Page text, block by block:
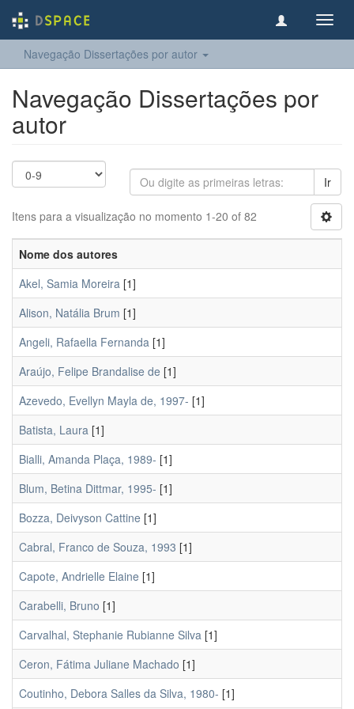
Navegação Dissertações por autor
Navegação Dissertações por
autor
Ir
Itens para a visualização no momento 1-20 of 82
Nome dos autores
Akel, Samia Moreira [1]
Alison, Natália Brum [1]
Angeli, Rafaella Fernanda [1]
Araújo, Felipe Brandalise de [1]
Azevedo, Evellyn Mayla de, 1997- [1]
Batista, Laura [1]
Bialli, Amanda Plaça, 1989- [1]
Blum, Betina Dittmar, 1995- [1]
Bozza, Deivyson Cattine [1]
Cabral, Franco de Souza, 1993 [1]
Capote, Andrielle Elaine [1]
Carabelli, Bruno [1]
Carvalhal, Stephanie Rubianne Silva [1]
Ceron, Fátima Juliane Machado [1]
Coutinho, Debora Salles da Silva, 1980- [1]